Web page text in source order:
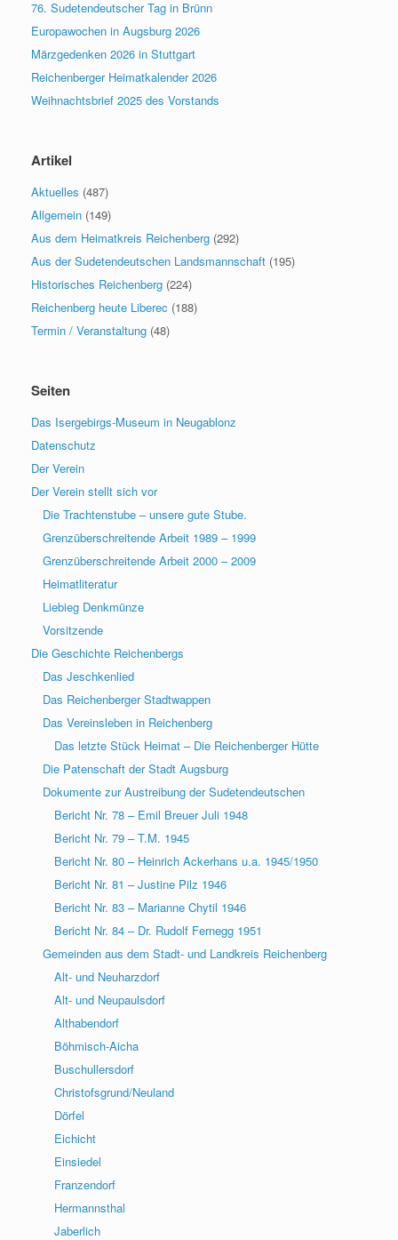
76. Sudetendeutscher Tag in Brünn
Europawochen in Augsburg 2026
Märzgedenken 2026 in Stuttgart
Reichenberger Heimatkalender 2026
Weihnachtsbrief 2025 des Vorstands
Artikel
Aktuelles (487)
Allgemein (149)
Aus dem Heimatkreis Reichenberg (292)
Aus der Sudetendeutschen Landsmannschaft (195)
Historisches Reichenberg (224)
Reichenberg heute Liberec (188)
Termin / Veranstaltung (48)
Seiten
Das Isergebirgs-Museum in Neugablonz
Datenschutz
Der Verein
Der Verein stellt sich vor
Die Trachtenstube – unsere gute Stube.
Grenzüberschreitende Arbeit 1989 – 1999
Grenzüberschreitende Arbeit 2000 – 2009
Heimatliteratur
Liebieg Denkmünze
Vorsitzende
Die Geschichte Reichenbergs
Das Jeschkenlied
Das Reichenberger Stadtwappen
Das Vereinsleben in Reichenberg
Das letzte Stück Heimat – Die Reichenberger Hütte
Die Patenschaft der Stadt Augsburg
Dokumente zur Austreibung der Sudetendeutschen
Bericht Nr. 78 – Emil Breuer Juli 1948
Bericht Nr. 79 – T.M. 1945
Bericht Nr. 80 – Heinrich Ackerhans u.a. 1945/1950
Bericht Nr. 81 – Justine Pilz 1946
Bericht Nr. 83 – Marianne Chytil 1946
Bericht Nr. 84 – Dr. Rudolf Fernegg 1951
Gemeinden aus dem Stadt- und Landkreis Reichenberg
Alt- und Neuharzdorf
Alt- und Neupaulsdorf
Althabendorf
Böhmisch-Aicha
Buschullersdorf
Christofsgrund/Neuland
Dörfel
Eichicht
Einsiedel
Franzendorf
Hermannsthal
Jaberlich